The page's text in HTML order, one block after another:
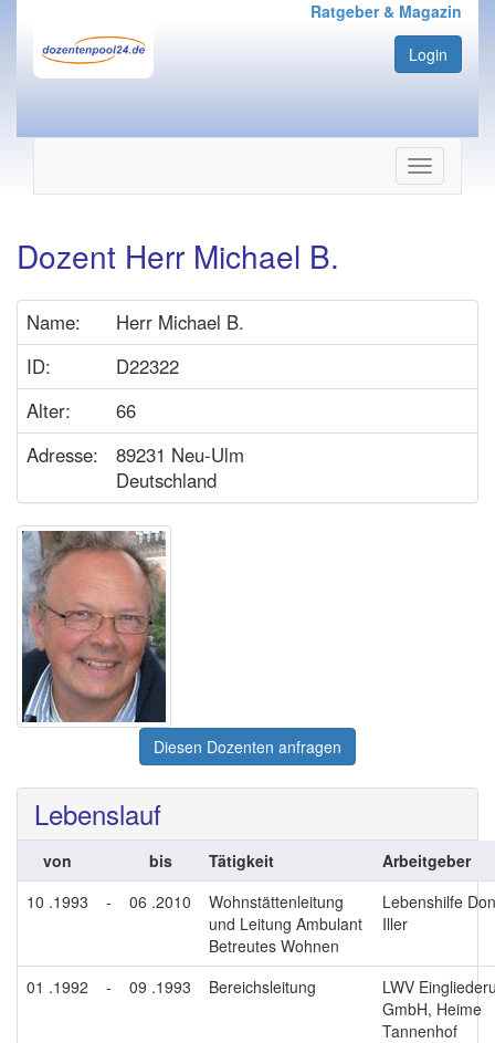
Ratgeber & Magazin
Login
Navigation
ein-/
Dozent Herr Michael B.
Name:
Herr Michael B.
ID:
D22322
Alter:
66
Adresse:
89231 Neu-Ulm
Deutschland
Diesen Dozenten anfragen
Lebenslauf
von bis Tätigkeit
Arbeitgeber
10 .1993
- 06 .2010
Wohnstättenleitung
und Leitung Ambulant
Betreutes Wohnen
Lebenshilfe
Iller
01 .1992 - 09 .1993 Bereichsleitung
LWV
GmbH, Heime
Tannenhof